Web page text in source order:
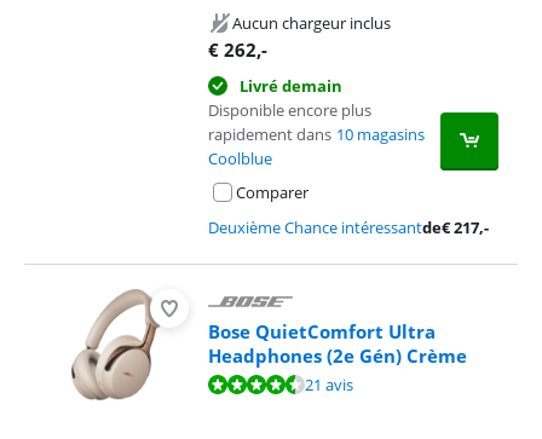
Aucun chargeur inclus
€ 262,-
Livré demain
Disponible encore plus
rapidement dans 10 magasins
Coolblue
Comparer
Deuxième Chance intéressantde€217,-
Bose QuietComfort Ultra
Headphones (2e Gén) Crème
La note est de 9,0 sur 10, basée sur 21 avis.21 avis